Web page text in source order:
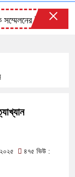
উদ্বোধন ×
৪৭৫ ভিউ :